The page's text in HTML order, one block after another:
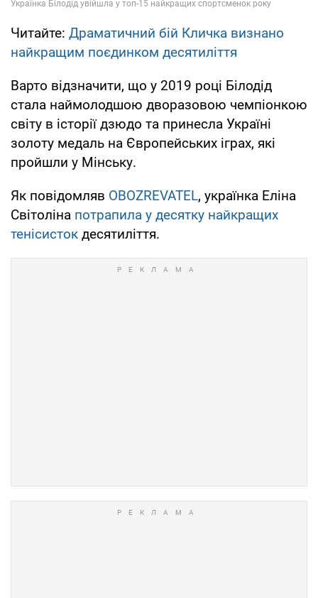
Читайте: Драматичний бій Кличка визнано
найкращим поєдинком десятиліття
Варто відзначити, що у 2019 році Білодід
стала наймолодшою дворазовою чемпіонкою
світу в історії дзюдо та принесла Україні
золоту медаль на Європейських іграх, які
пройшли у Мінську.
Як повідомляв OBOZREVATEL, українка Еліна
Світоліна потрапила у десятку найкращих
тенісисток десятиліття.